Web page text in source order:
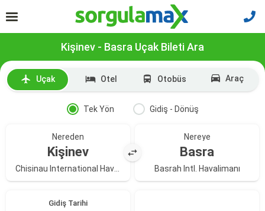
Kişinev - Basra Uçak Bileti Ara
Uçak Otel Otobüs Araç
Tek Yön Gidiş - Dönüş
Nereden
Kişinev
Nereye
Basra
Basrah Intl. Havalimanı
Gidiş Tarihi